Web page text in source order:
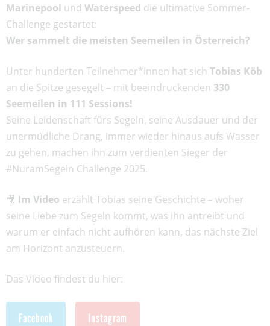
Marinepool und Waterspeed die ultimative Sommer-
Challenge gestartet:
Wer sammelt die meisten Seemeilen in Österreich?
Unter hunderten Teilnehmer*innen hat sich Tobias Köb
an die Spitze gesegelt – mit beeindruckenden 330
Seemeilen in 111 Sessions!
Seine Leidenschaft fürs Segeln, seine Ausdauer und der
unermüdliche Drang, immer wieder hinaus aufs Wasser
zu gehen, machen ihn zum verdienten Sieger der
#NuramSegeln Challenge 2025.
🎥 Im Video erzählt Tobias seine Geschichte – woher
seine Liebe zum Segeln kommt, was ihn antreibt und
warum er einfach nicht aufhören kann, das nächste Ziel
am Horizont anzusteuern.
Das Video findest du hier:
Facebook Instagram